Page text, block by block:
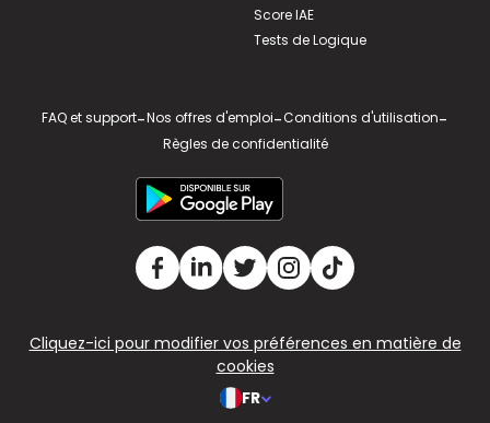
Score IAE
Tests de Logique
FAQ et support-Nos offres d'emploi-Conditions d'utilisation-
Règles de confidentialité
Cliquez-ici pour modifier vos préférences en matière de
cookies
FR